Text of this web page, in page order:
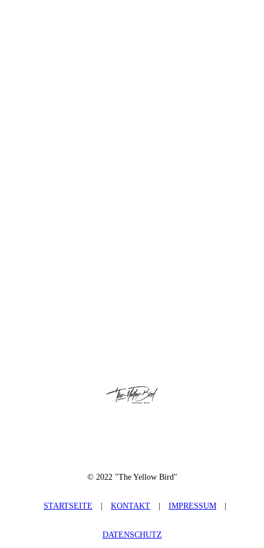
© 2022 "The Yellow Bird"
STARTSEITE KONTAKT IMPRESSUM
DATENSCHUTZ